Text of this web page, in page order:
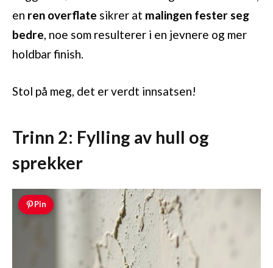
en ren overflate sikrer at malingen fester seg
bedre, noe som resulterer i en jevnere og mer
holdbar finish.
Stol på meg, det er verdt innsatsen!
Trinn 2: Fylling av hull og
sprekker
Pin